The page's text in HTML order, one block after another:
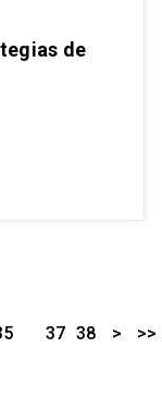
de
37 38 > >>